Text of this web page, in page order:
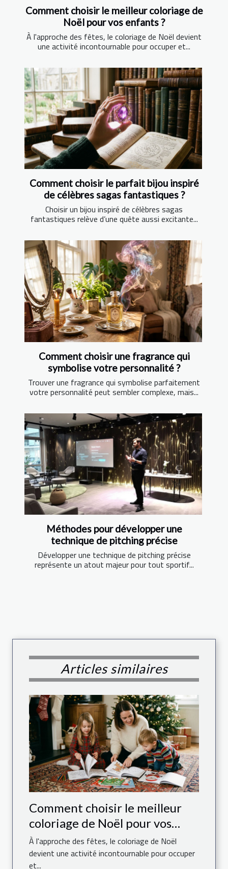
Comment choisir le meilleur coloriage de
Noël pour vos enfants ?
À l'approche des fêtes, le coloriage de Noël devient
une activité incontournable pour occuper et...
Comment choisir le parfait bijou inspiré
de célèbres sagas fantastiques ?
Choisir un bijou inspiré de célèbres sagas
fantastiques relève d’une quête aussi excitante...
Comment choisir une fragrance qui
symbolise votre personnalité ?
Trouver une fragrance qui symbolise parfaitement
votre personnalité peut sembler complexe, mais...
Méthodes pour développer une
technique de pitching précise
Développer une technique de pitching précise
représente un atout majeur pour tout sportif...
Articles similaires
Comment choisir le meilleur
coloriage de Noël pour vos
enfants ?
À l'approche des fêtes, le coloriage de Noël
devient une activité incontournable pour occuper
et...